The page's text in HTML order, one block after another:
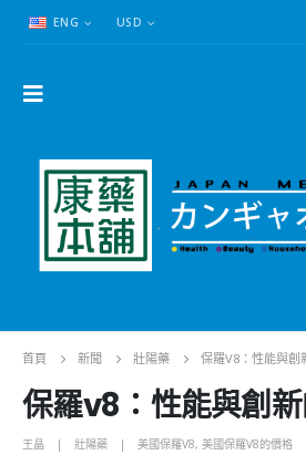
ENG USD
首頁 新聞 壯陽藥 保羅V8：性能與創
保羅v8：性能與創
王晶 壯陽藥 美國保羅V8, 美國保羅V8的價格